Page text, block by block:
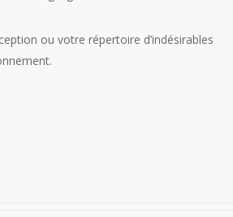
ou votre répertoire d’indésirables